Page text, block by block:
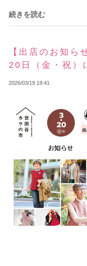
続きを読む
【出店のお知
20日（金・祝）
2026/03/19 19:41
🌸見本